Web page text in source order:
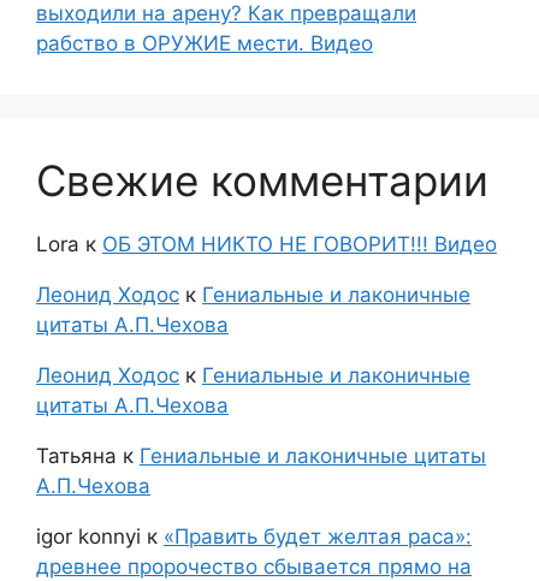
выходили на арену? Как превращали
рабство в ОРУЖИЕ мести. Видео
Свежие комментарии
Lora к ОБ ЭТОМ НИКТО НЕ ГОВОРИТ!!! Видео
Леонид Ходос к Гениальные и лаконичные
цитаты А.П.Чехова
Леонид Ходос к Гениальные и лаконичные
цитаты А.П.Чехова
Татьяна к Гениальные и лаконичные цитаты
А.П.Чехова
igor konnyi к «Править будет желтая раса»:
древнее пророчество сбывается прямо на